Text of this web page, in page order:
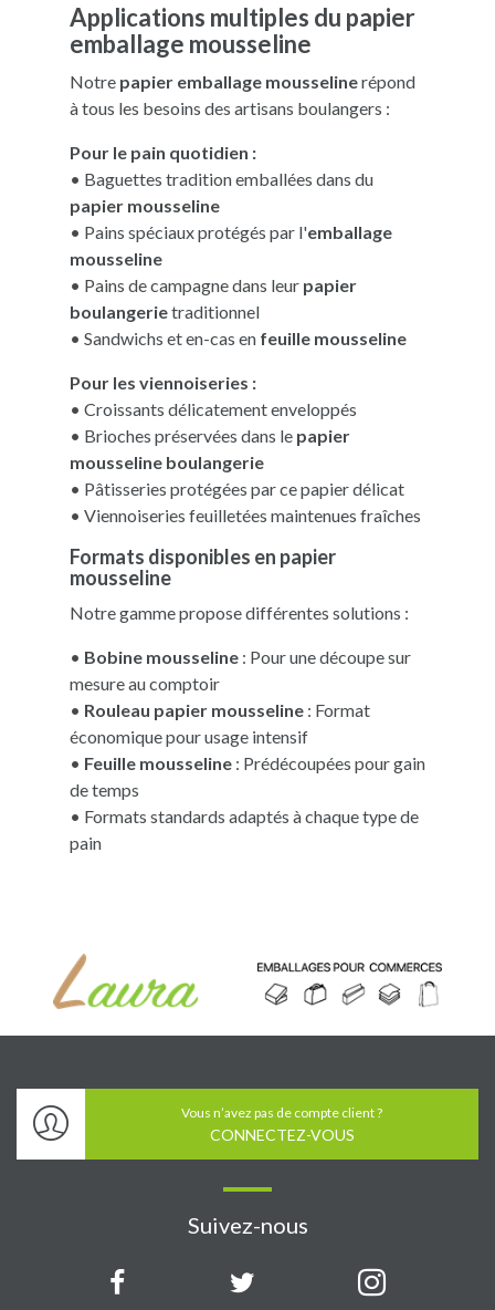
Applications multiples du papier
emballage mousseline
Notre papier emballage mousselinerépond
à tous les besoins des artisans boulangers :
Pour le pain quotidien :
• Baguettes tradition emballées dans du
papier mousseline
• Pains spéciaux protégés par l'emballage
mousseline
• Pains de campagne dans leur papier
boulangerietraditionnel
• Sandwichs et en-cas en feuille mousseline
Pour les viennoiseries :
• Croissants délicatement enveloppés
• Brioches préservées dans le papier
mousseline boulangerie
• Pâtisseries protégées par ce papier délicat
• Viennoiseries feuilletées maintenues fraîches
Formats disponibles en papier
mousseline
Notre gamme propose différentes solutions :
• Bobine mousseline : Pour une découpe sur
mesure au comptoir
• Rouleau papier mousseline : Format
économique pour usage intensif
• Feuille mousseline : Prédécoupées pour gain
de temps
• Formats standards adaptés à chaque type de
pain
Vous n’avez pas de compte client ?
CONNECTEZ-VOUS
Suivez-nous